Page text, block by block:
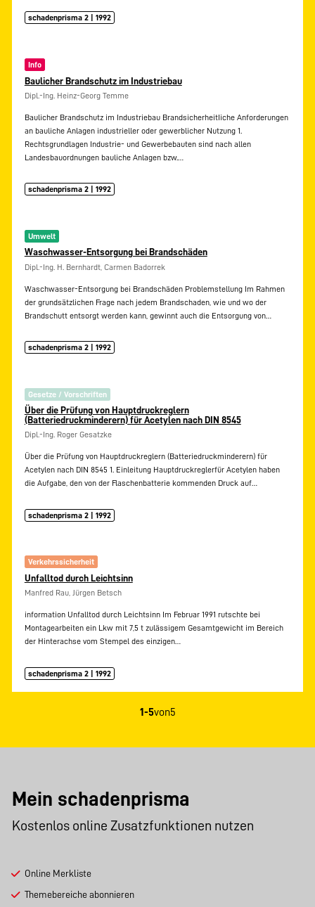
schadenprisma 2 | 1992
Info
Baulicher Brandschutz im Industriebau
Dipl.-Ing. Heinz-Georg Temme
Baulicher Brandschutz im Industriebau BrandsicherheitIiche Anforderungen
an bauliche Anlagen industrieller oder gewerblicher Nutzung 1.
Rechtsgrundlagen Industrie- und Gewerbebauten sind nach allen
Landesbauordnungen bauliche Anlagen bzw.…
schadenprisma 2 | 1992
Umwelt
Waschwasser-Entsorgung bei Brandschäden
Dipl.-Ing. H. Bernhardt, Carmen Badorrek
Waschwasser-Entsorgung bei Brandschäden Problemstellung Im Rahmen
der grundsätzlichen Frage nach jedem Brandschaden, wie und wo der
Brandschutt entsorgt werden kann, gewinnt auch die Entsorgung von…
schadenprisma 2 | 1992
Gesetze / Vorschriften
Über die Prüfung von Hauptdruckreglern
(Batteriedruckminderern) für Acetylen nach DIN 8545
Dipl.-Ing. Roger Gesatzke
Über die Prüfung von Hauptdruckreglern (Batteriedruckminderern) für
Acetylen nach DIN 8545 1. Einleitung Hauptdruckreglerfür Acetylen haben
die Aufgabe, den von der Flaschenbatterie kommenden Druck auf…
schadenprisma 2 | 1992
Verkehrssicherheit
Unfalltod durch Leichtsinn
Manfred Rau, Jürgen Betsch
information Unfalltod durch Leichtsinn Im Februar 1991 rutschte bei
Montagearbeiten ein Lkw mit 7,5 t zulässigem Gesamtgewicht im Bereich
der Hinterachse vom Stempel des einzigen…
schadenprisma 2 | 1992
1-5von5
Mein schadenprisma
Kostenlos online Zusatzfunktionen nutzen
Online Merkliste
Themebereiche abonnieren